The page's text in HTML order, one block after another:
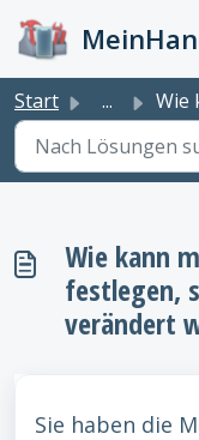
Start ... Wie kann man
Wie kann
festlegen,
verändert
Sie haben die